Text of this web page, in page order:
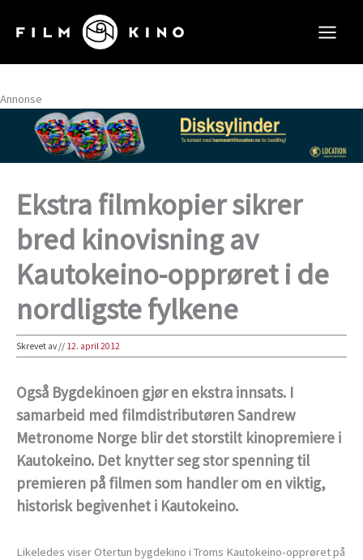
rett
innholdet
Annonse
Ekstra filmkopier sikrer
bred kinovisning av
Kautokeino-opprøret i de
nordligste fylkene
Skrevet av// 12. april 2012
Også Bygdekinoen gjør en ekstra innsats. I
samarbeid med filmdistributøren Sandrew
Metronome Norge blir det storstilt kinopremiere i
Kautokeino. Det knytter seg stor spenning til
premieren på filmen som handler om en viktig,
historisk begivenhet i Kautokeino.
Likeledes viser Otertun bygdekino i Troms Kautokeino-opprøret på